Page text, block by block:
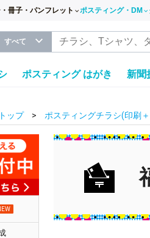
冊子・パンフレット ポスティング・DM
すべて
ポスティング はがき 新聞
ップ ポスティングチラシ(印刷